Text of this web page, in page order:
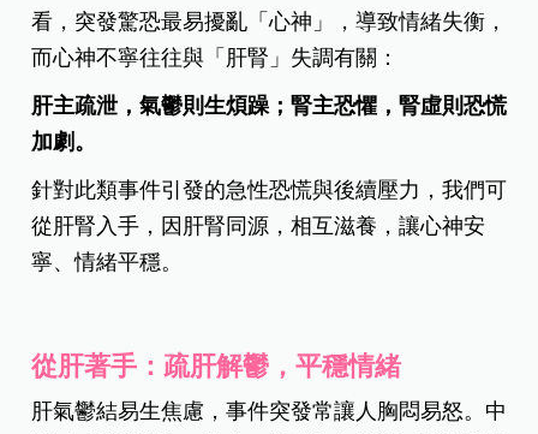
看，突發驚恐最易擾亂「心神」，導致情緒失衡，
而心神不寧往往與「肝腎」失調有關：
肝主疏泄，氣鬱則生煩躁；腎主恐懼，腎虛則恐慌
加劇。
針對此類事件引發的急性恐慌與後續壓力，我們可
從肝腎入手，因肝腎同源，相互滋養，讓心神安
寧、情緒平穩。
從肝著手：疏肝解鬱，平穩情緒
肝氣鬱結易生焦慮，事件突發常讓人胸悶易怒。中